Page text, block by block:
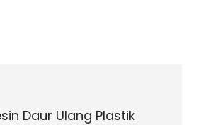
Daur Ulang Plastik